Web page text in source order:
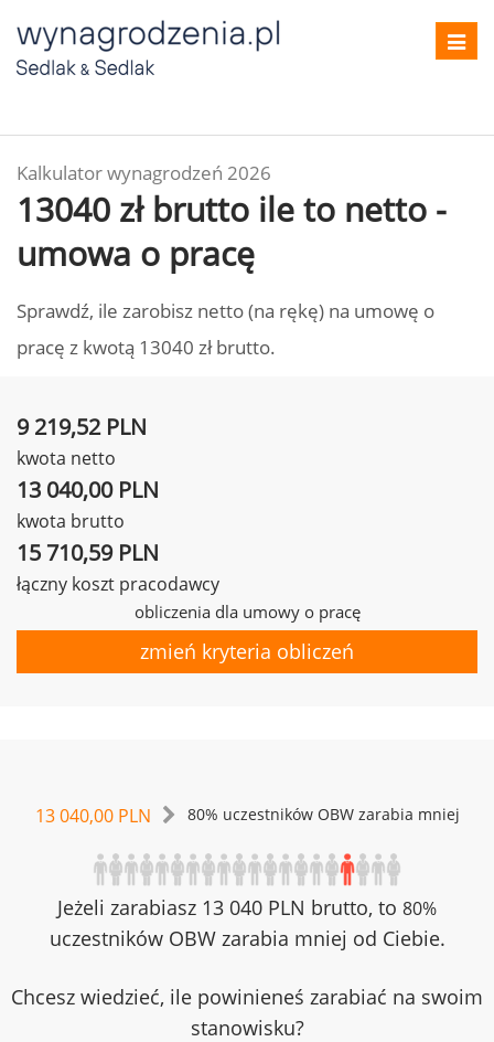
Kalkulator wynagrodzeń 2026
13040 zł brutto ile to netto -
umowa o pracę
Sprawdź, ile zarobisz netto (na rękę) na umowę o
pracę z kwotą 13040 zł brutto.
9 219,52 PLN
kwota netto
13 040,00 PLN
kwota brutto
15 710,59 PLN
łączny koszt pracodawcy
obliczenia dla umowy o pracę
zmień kryteria obliczeń
13 040,00 PLN 80% uczestników OBW zarabia mniej
Jeżeli zarabiasz 13 040 PLN brutto, to 80%
uczestników OBW zarabia mniej od Ciebie.
Chcesz wiedzieć, ile powinieneś zarabiać na swoim
stanowisku?